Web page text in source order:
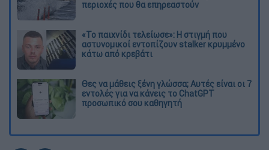
περιοχές που θα επηρεαστούν
«Το παιχνίδι τελείωσε»: Η στιγμή που
αστυνομικοί εντοπίζουν stalker κρυμμένο
κάτω από κρεβάτι
Θες να μάθεις ξένη γλώσσα; Αυτές είναι οι 7
εντολές για να κάνεις το ChatGPT
προσωπικό σου καθηγητή